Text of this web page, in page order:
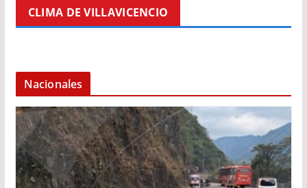
CLIMA DE VILLAVICENCIO
Nacionales